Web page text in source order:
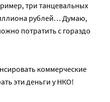
три танцевальных
рублей… Думаю,
потратить с гораздо
коммерческие
эти деньги у НКО!